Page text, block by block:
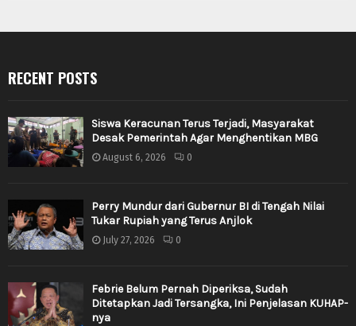
RECENT POSTS
Siswa Keracunan Terus Terjadi, Masyarakat
Desak Pemerintah Agar Menghentikan MBG
August 6, 2026 0
Perry Mundur dari Gubernur BI di Tengah Nilai
Tukar Rupiah yang Terus Anjlok
July 27, 2026 0
Febrie Belum Pernah Diperiksa, Sudah
Ditetapkan Jadi Tersangka, Ini Penjelasan KUHAP-
nya